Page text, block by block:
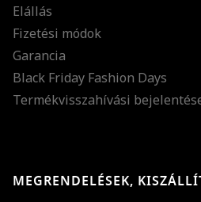
Elállás
Fizetési módok
Garancia
Black Friday Fashion Days
Termékvisszahívási
MEGRENDELÉSEK,